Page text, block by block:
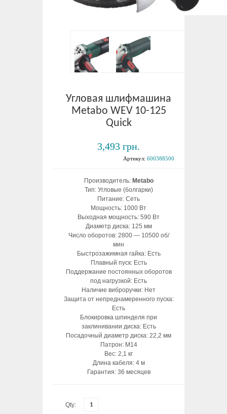
Угловая шлифмашина
Metabo WEV 10-125
Quick
3,493 грн.
Артикул: 600388500
Производитель: Metabo
Тип: Угловые (болгарки)
Питание: Сеть
Мощность: 1000 Вт
Выходная мощность: 590 Вт
Диаметр диска: 125 мм
Число оборотов: 2800 — 10500 об/
мин
Быстрозажимная гайка: Есть
Плавный пуск: Есть
Поддержание постоянных оборотов
под нагрузкой: Есть
Наличие виброручки: Нет
Защита от непреднамеренного пуска:
Есть
Блокировка шпинделя при
заклинивании диска: Есть
Посадочный диаметр диска: 22,2 мм
Патрон: М14
Вес: 2,1 кг
Длина кабеля: 4 м
Гарантия: 36 месяцев
Qty: